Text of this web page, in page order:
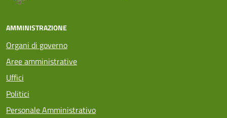
AMMINISTRAZIONE
Organi di governo
Aree amministrative
Uffici
Politici
Personale Amministrativo